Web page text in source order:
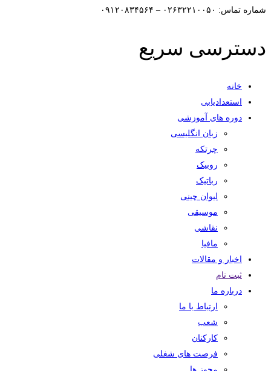
شماره تماس: ۰۲۶۳۲۲۱۰۰۵۰ – ۰۹۱۲۰۸۳۴۵۶۴
دسترسی سریع
خانه
استعدادیابی
دوره های آموزشی
زبان انگلیسی
چرتکه
روبیک
رباتیک
لیوان چینی
موسیقی
نقاشی
مافیا
اخبار و مقالات
ثبت نام
درباره ما
ارتباط با ما
شعب
کارکنان
فرصت های شغلی